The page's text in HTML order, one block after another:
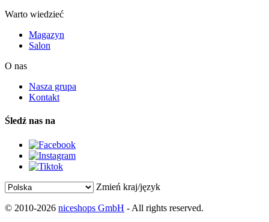
Warto wiedzieć
Magazyn
Salon
O nas
Nasza grupa
Kontakt
Śledź nas na
Zmień kraj/język
© 2010-2026 niceshops GmbH - All rights reserved.